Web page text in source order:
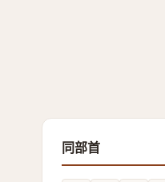
同部首